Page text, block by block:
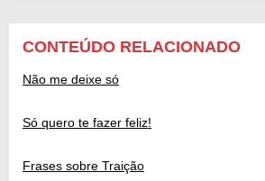
CONTEÚDO RELACIONADO
Não me deixe só
Só quero te fazer feliz!
Frases sobre Traição